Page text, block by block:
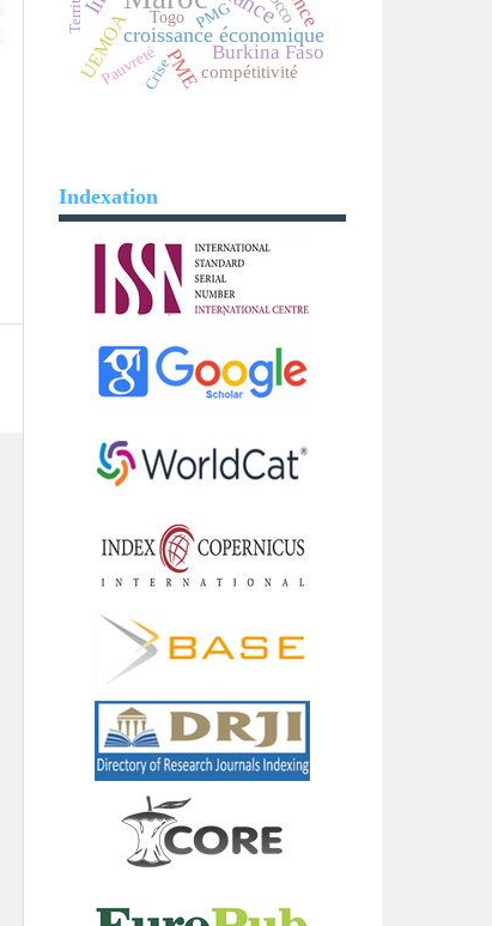
croissance économique
Burkina Faso
PME
UEMOA compétitivité
Togo
Pauvreté
PMG
Crise
Indexation